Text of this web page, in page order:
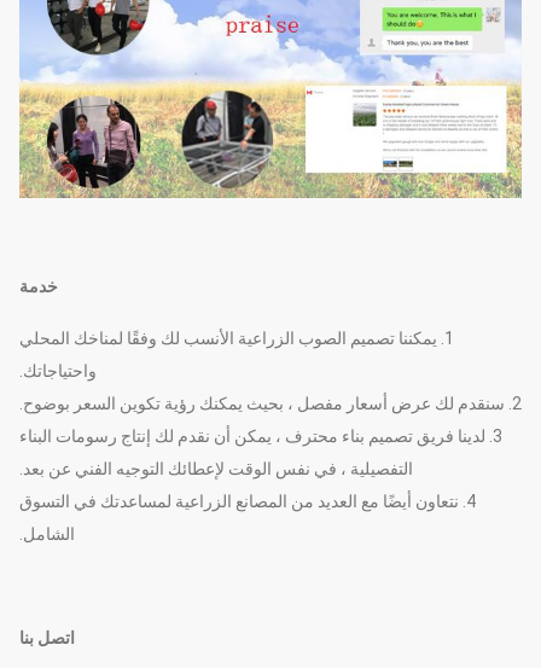
خدمة
1. يمكننا تصميم الصوب الزراعية الأنسب لك وفقًا لمناخك المحلي
واحتياجاتك.
2. سنقدم لك عرض أسعار مفصل ، بحيث يمكنك رؤية تكوين السعر بوضوح.
3. لدينا فريق تصميم بناء محترف ، يمكن أن نقدم لك إنتاج رسومات البناء
التفصيلية ، في نفس الوقت لإعطائك التوجيه الفني عن بعد.
4. نتعاون أيضًا مع العديد من المصانع الزراعية لمساعدتك في التسوق
الشامل.
اتصل بنا